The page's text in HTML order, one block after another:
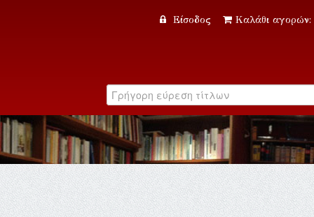
Είσοδος Καλάθι αγορών: